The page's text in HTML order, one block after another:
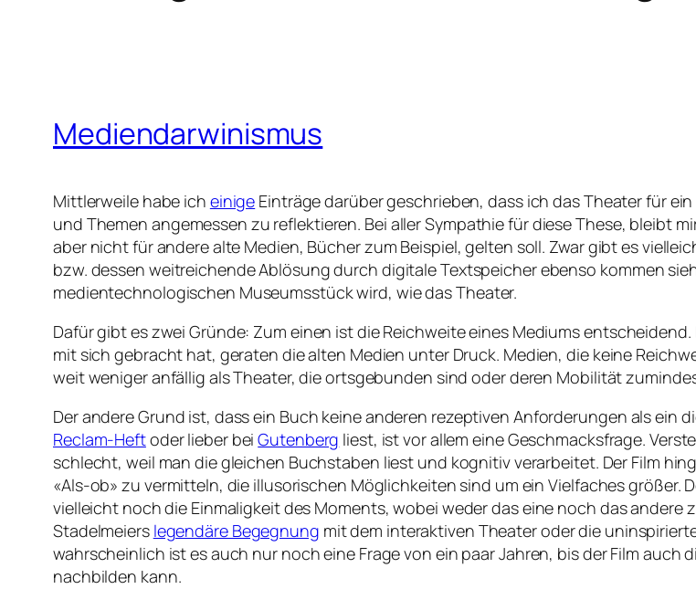
Mediendarwinismus
Mittlerweile habe ich einige Einträge darüber geschrieben, dass ich das Theater für
und Themen angemessen zu reflektieren. Bei aller Sympathie für diese These, bleibt
aber nicht für andere alte Medien, Bücher zum Beispiel, gelten soll. Zwar gibt es
bzw. dessen weitreichende Ablösung durch digitale Textspeicher ebenso kommen
medientechnologischen Museumsstück wird, wie das Theater.
Dafür gibt es zwei Gründe: Zum einen ist die Reichweite eines Mediums
mit sich gebracht hat, geraten die alten Medien unter Druck. Medien, die keine
weit weniger anfällig als Theater, die ortsgebunden sind oder deren Mobilität
Der andere Grund ist, dass ein Buch keine anderen rezeptiven Anforderungen als ein
Reclam-Heftoder lieber beiGutenberg liest, ist vor allem eine Geschmacksfrage.
schlecht, weil man die gleichen Buchstaben liest und kognitiv verarbeitet. Der Film
«Als-ob» zu vermitteln, die illusorischen Möglichkeiten sind um ein Vielfaches
vielleicht noch die Einmaligkeit des Moments, wobei weder das eine noch das
Stadelmeiers legendäre Begegnung mit dem interaktiven Theater oder die
wahrscheinlich ist es auch nur noch eine Frage von ein paar Jahren, bis der Film auch
nachbilden kann.